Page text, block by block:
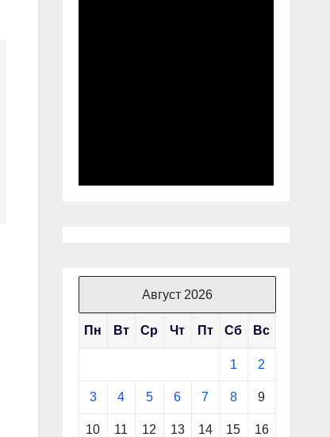
Август 2026
Пн Вт Ср Чт Пт Сб Вс
1 2
3 4 5 6 7 8 9
10 11 12 13 14 15 16